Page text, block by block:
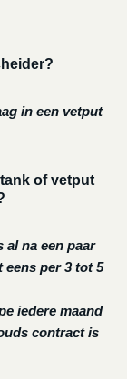
in een vetput
of vetput
al na een paar
eens per 3 tot 5
iedere maand
contract is